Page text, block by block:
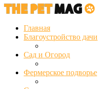
Главная
Благоустройство дачи
Сад и Огород
Фермерское подворье